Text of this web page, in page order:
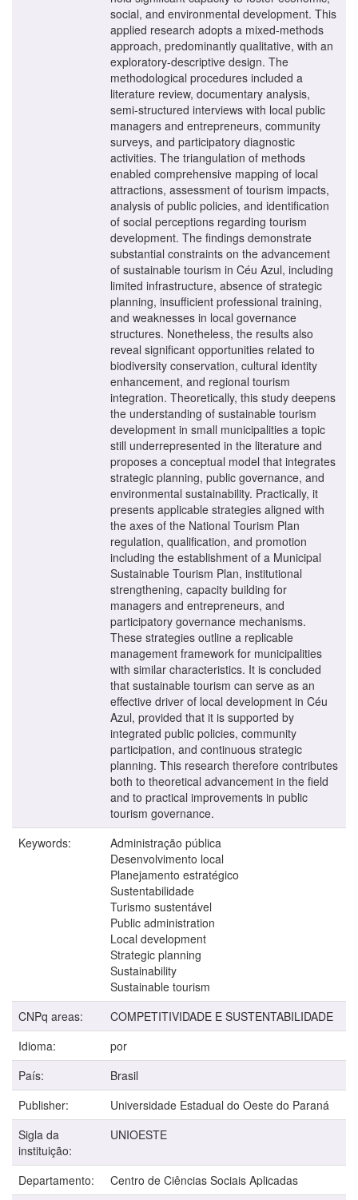
social, and environmental development. This
applied research adopts a mixed-methods
approach, predominantly qualitative, with an
exploratory-descriptive design. The
methodological procedures included a
literature review, documentary analysis,
semi-structured interviews with local public
managers and entrepreneurs, community
surveys, and participatory diagnostic
activities. The triangulation of methods
enabled comprehensive mapping of local
attractions, assessment of tourism impacts,
analysis of public policies, and identification
of social perceptions regarding tourism
development. The findings demonstrate
substantial constraints on the advancement
of sustainable tourism in Céu Azul, including
limited infrastructure, absence of strategic
planning, insufficient professional training,
and weaknesses in local governance
structures. Nonetheless, the results also
reveal significant opportunities related to
biodiversity conservation, cultural identity
enhancement, and regional tourism
integration. Theoretically, this study deepens
the understanding of sustainable tourism
development in small municipalities a topic
still underrepresented in the literature and
proposes a conceptual model that integrates
strategic planning, public governance, and
environmental sustainability. Practically, it
presents applicable strategies aligned with
the axes of the National Tourism Plan
regulation, qualification, and promotion
including the establishment of a Municipal
Sustainable Tourism Plan, institutional
strengthening, capacity building for
managers and entrepreneurs, and
participatory governance mechanisms.
These strategies outline a replicable
management framework for municipalities
with similar characteristics. It is concluded
that sustainable tourism can serve as an
effective driver of local development in Céu
Azul, provided that it is supported by
integrated public policies, community
participation, and continuous strategic
planning. This research therefore contributes
both to theoretical advancement in the field
and to practical improvements in public
tourism governance.
Keywords:
Administração pública
Desenvolvimento local
Planejamento estratégico
Sustentabilidade
Turismo sustentável
Public administration
Local development
Strategic planning
Sustainability
Sustainable tourism
CNPq areas:
COMPETITIVIDADE E SUSTENTABILIDADE
Idioma:
por
País:
Brasil
Publisher:
Universidade Estadual do Oeste do Paraná
Sigla da
instituição:
UNIOESTE
Departamento:
Centro de Ciências Sociais Aplicadas